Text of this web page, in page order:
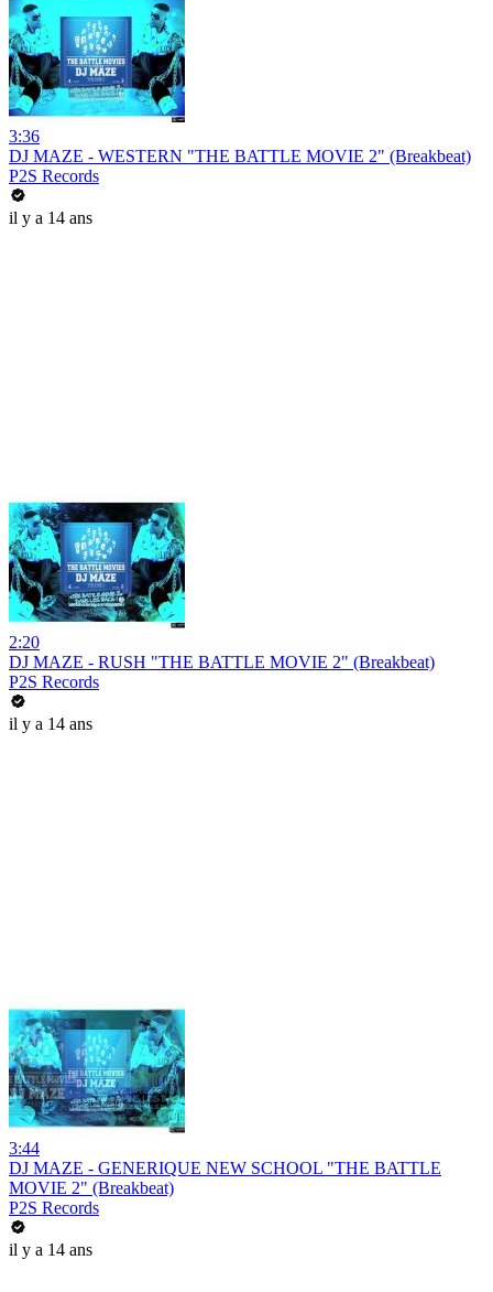
3:36
DJ MAZE - WESTERN "THE BATTLE MOVIE 2" (Breakbeat)
P2S Records
il y a 14 ans
2:20
DJ MAZE - RUSH "THE BATTLE MOVIE 2" (Breakbeat)
P2S Records
il y a 14 ans
3:44
DJ MAZE - GENERIQUE NEW SCHOOL "THE BATTLE
MOVIE 2" (Breakbeat)
P2S Records
il y a 14 ans